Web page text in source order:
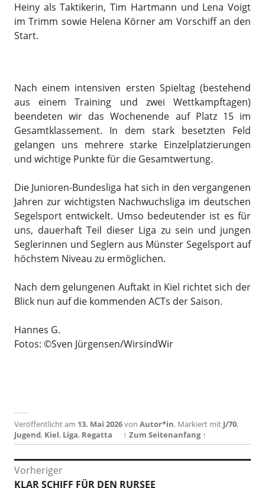
Heiny als Taktikerin, Tim Hartmann und Lena Voigt
im Trimm sowie Helena Körner am Vorschiff an den
Start.
Nach einem intensiven ersten Spieltag (bestehend
aus einem Training und zwei Wettkampftagen)
beendeten wir das Wochenende auf Platz 15 im
Gesamtklassement. In dem stark besetzten Feld
gelangen uns mehrere starke Einzelplatzierungen
und wichtige Punkte für die Gesamtwertung.
Die Junioren-Bundesliga hat sich in den vergangenen
Jahren zur wichtigsten Nachwuchsliga im deutschen
Segelsport entwickelt. Umso bedeutender ist es für
uns, dauerhaft Teil dieser Liga zu sein und jungen
Seglerinnen und Seglern aus Münster Segelsport auf
höchstem Niveau zu ermöglichen.
Nach dem gelungenen Auftakt in Kiel richtet sich der
Blick nun auf die kommenden ACTs der Saison.
Hannes G.
Fotos: ©Sven Jürgensen/WirsindWir
Veröffentlicht am 13. Mai 2026von Autor*in. Markiert mit J/70,
Jugend, Kiel, Liga, Regatta ↑ Zum Seitenanfang ↑
Beitragsnavigation
Vorheriger
Vorheriger
KLAR SCHIFF FÜR DEN RURSEE